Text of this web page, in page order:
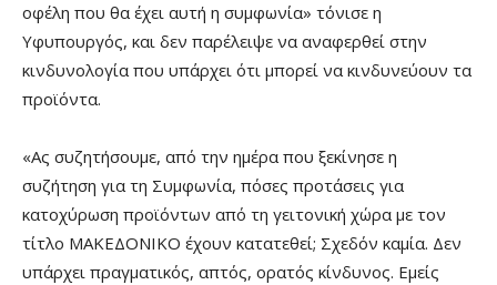
οφέλη που θα έχει αυτή η συμφωνία» τόνισε η
Υφυπουργός, και δεν παρέλειψε να αναφερθεί στην
κινδυνολογία που υπάρχει ότι μπορεί να κινδυνεύουν τα
προϊόντα.
«Ας συζητήσουμε, από την ημέρα που ξεκίνησε η
συζήτηση για τη Συμφωνία, πόσες προτάσεις για
κατοχύρωση προϊόντων από τη γειτονική χώρα με τον
τίτλο ΜΑΚΕΔΟΝΙΚΟ έχουν κατατεθεί; Σχεδόν καμία. Δεν
υπάρχει πραγματικός, απτός, ορατός κίνδυνος. Εμείς